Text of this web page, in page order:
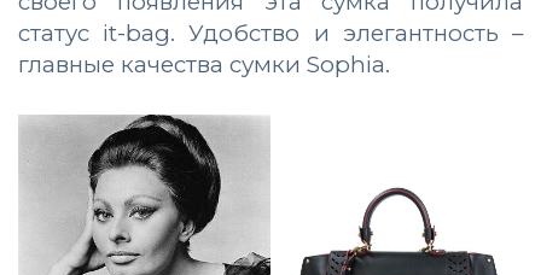
статус it-bag. Удобство и элегантность –
главные качества сумки Sophia.